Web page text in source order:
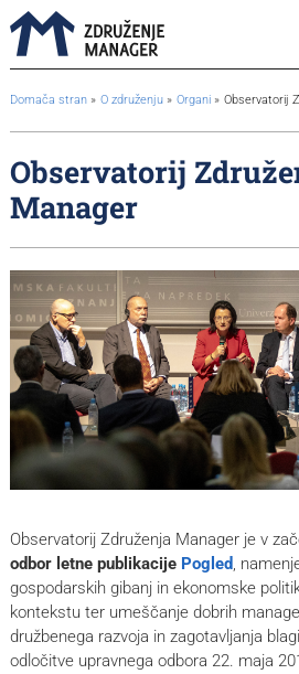
BreadcrumbsTemplate.TITLE_A11Y
Domača stran O združenju Organi Observatorij
Observatorij
Manager
Observatorij Združenja Manager je v
odbor letne publikacije Pogled,
gospodarskih gibanj in ekonomske
kontekstu ter umeščanje dobrih
družbenega razvoja in zagotavljanja
odločitve upravnega odbora 22. maja